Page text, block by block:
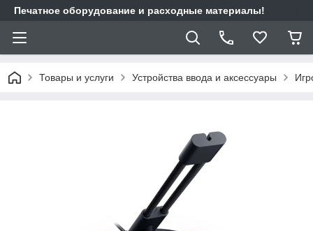
Печатное оборудование и расходные материалы!
Товары и услуги Устройства ввода и аксессуары